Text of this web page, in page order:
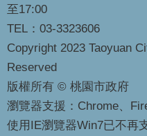
至17:00
TEL：03-3323606
Copyright 2023 Taoyuan
Reserved
版權所有 © 桃園市政府
瀏覽器支援：Chrome、
使用IE瀏覽器Win7已不再